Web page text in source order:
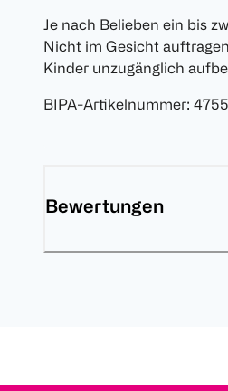
Je nach Belieben ein bis
Nicht im Gesicht
Kinder unzugänglich
BIPA-Artikelnummer:
Bewertungen